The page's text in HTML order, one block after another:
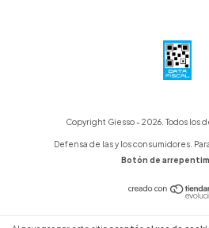
Copyright Giesso - 2026. Todos los
Defensa de las y los consumidores.
Botón de